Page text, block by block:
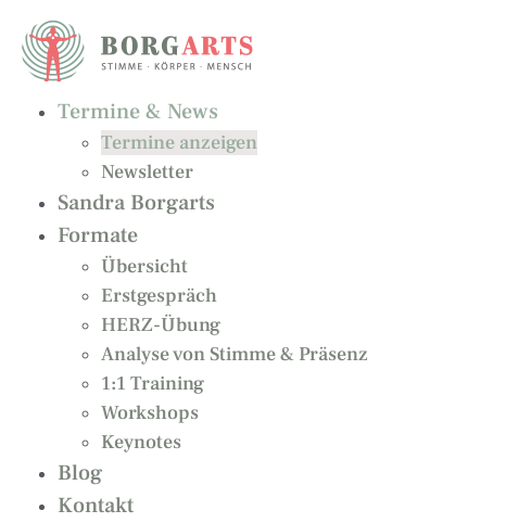
Inhalt
springen
Termine & News
Termine anzeigen
Newsletter
Sandra Borgarts
Formate
Übersicht
Erstgespräch
HERZ-Übung
Analyse von Stimme & Präsenz
1:1 Training
Workshops
Keynotes
Blog
Kontakt